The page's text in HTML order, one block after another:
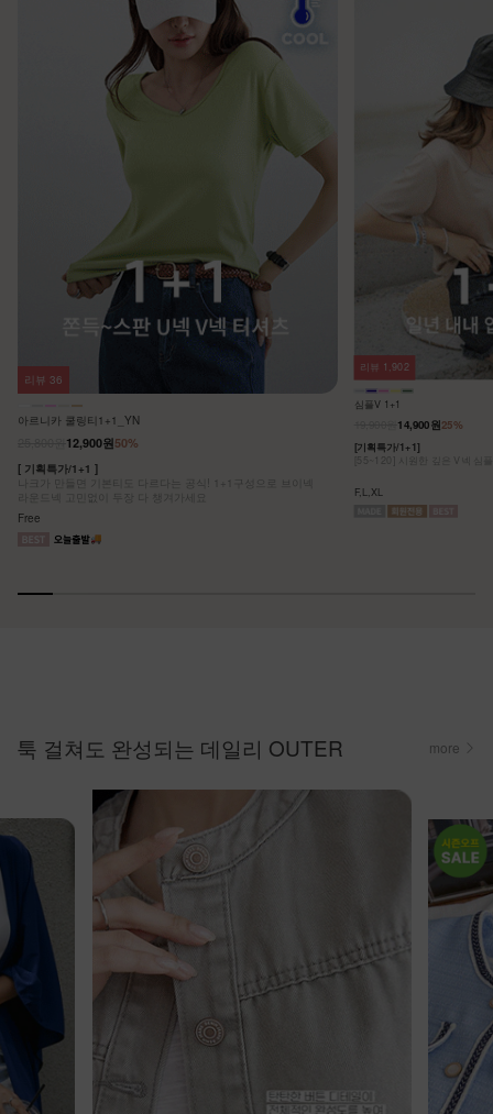
아르니카 쿨링티1+1_YN
50%
12,900원
[ 기획특가/1+1 ]
나크가 만들면 기본티도 다르다는 공식! 1+1구성으로 브이넥
라운드넥 고민없이 두장 다 챙겨가세요
Free
리뷰 36
심플V 1+1
25%
14,900원
[기획특가/1+1]
[55~120] 시원한 깊은 V넥 심
F,L,XL
리뷰 1,902
툭 걸쳐도 완성되는 데일리 OUTER more